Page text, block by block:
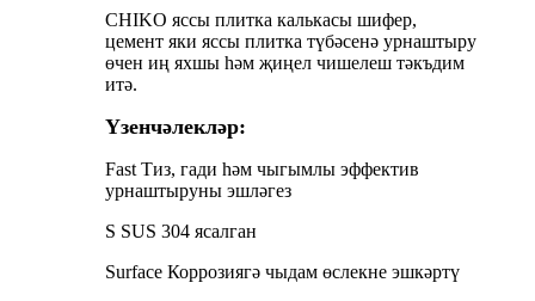
CHIKO яссы плитка калькасы шифер,
цемент яки яссы плитка түбәсенә урнаштыру
өчен иң яхшы һәм җиңел чишелеш тәкъдим
итә.
Үзенчәлекләр:
Fast Тиз, гади һәм чыгымлы эффектив
урнаштыруны эшләгез
S SUS 304 ясалган
Surface Коррозиягә чыдам өслекне эшкәртү